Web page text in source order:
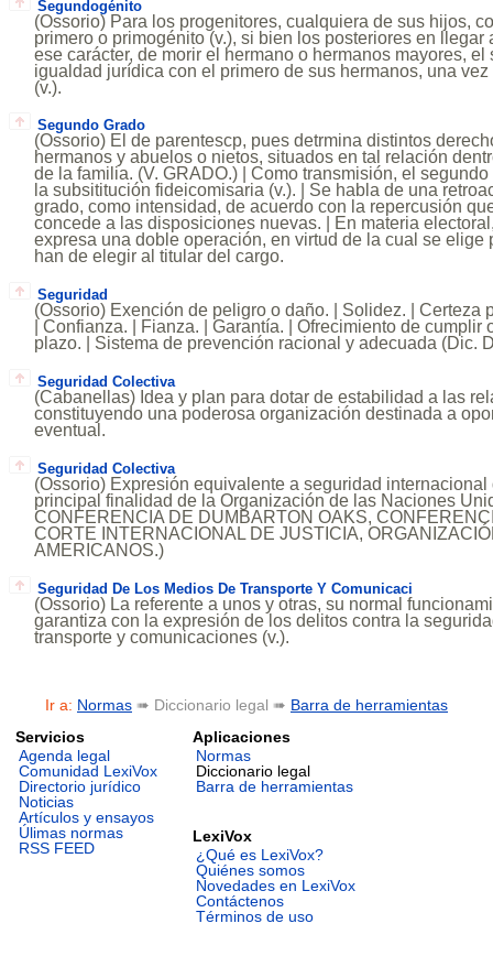
Segundogénito
(Ossorio) Para los progenitores, cualquiera de sus hijos,
primero o primogénito (v.), si bien los posteriores en llegar
ese carácter, de morir el hermano o hermanos mayores,
igualdad jurídica con el primero de sus hermanos, una
(v.).
Segundo Grado
(Ossorio) El de parentescp, pues detrmina distintos
hermanos y abuelos o nietos, situados en tal relación
de la familia. (V. GRADO.) | Como transmisión, el
la subsititución fideicomisaria (v.). | Se habla de una
grado, como intensidad, de acuerdo con la repercusión
concede a las disposiciones nuevas. | En materia
expresa una doble operación, en virtud de la cual se elige
han de elegir al titular del cargo.
Seguridad
(Ossorio) Exención de peligro o daño. | Solidez. | Certeza
| Confianza. | Fianza. | Garantía. | Ofrecimiento de cumplir
plazo. | Sistema de prevención racional y adecuada (Dic.
Seguridad Colectiva
(Cabanellas) Idea y plan para dotar de estabilidad a las
constituyendo una poderosa organización destinada a
eventual.
Seguridad Colectiva
(Ossorio) Expresión equivalente a seguridad
principal finalidad de la Organización de las Naciones
CONFERENCIA DE DUMBARTON OAKS,
CORTE INTERNACIONAL DE JUSTICIA,
AMERICANOS.)
Seguridad De Los Medios De Transporte Y Comunicaci
(Ossorio) La referente a unos y otras, su normal
garantiza con la expresión de los delitos contra la
transporte y comunicaciones (v.).
Ir a: Normas ➠ Diccionario legal ➠ Barra de herramientas
Servicios
Agenda legal
Comunidad LexiVox
Directorio jurídico
Noticias
Artículos y ensayos
Úlimas normas
RSS FEED
Aplicaciones
Normas
Diccionario legal
Barra de herramientas
LexiVox
¿Qué es LexiVox?
Quiénes somos
Novedades en LexiVox
Contáctenos
Términos de uso